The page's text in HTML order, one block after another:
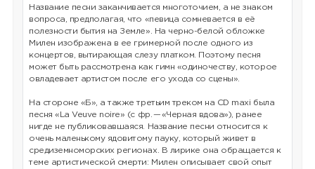
Название песни заканчивается многоточием, а не знаком
вопроса, предполагая, что «певица сомневается в её
полезности бытия на Земле». На черно-белой обложке
Милен изображена в ее гримерной после одного из
концертов, вытирающая слезу платком. Поэтому песня
может быть рассмотрена как гимн «одиночеству, которое
овладевает артистом после его ухода со сцены».
На стороне «Б», а также третьим треком на CD maxi была
песня «La Veuve noire» (с фр. — «Черная вдова»), ранее
нигде не публиковавшаяся. Название песни относится к
очень маленькому ядовитому пауку, который живет в
средиземноморских регионах. В лирике она обращается к
теме артистической смерти: Милен описывает свой опыт